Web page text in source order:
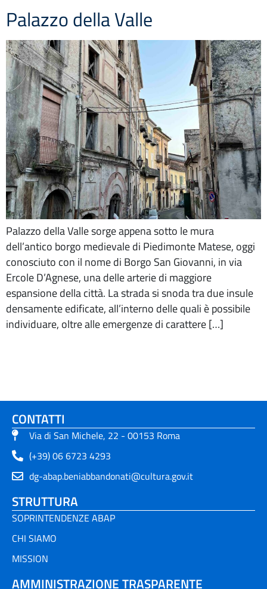
Palazzo della Valle
Palazzo della Valle sorge appena sotto le mura
dell’antico borgo medievale di Piedimonte Matese, oggi
conosciuto con il nome di Borgo San Giovanni, in via
Ercole D’Agnese, una delle arterie di maggiore
espansione della città. La strada si snoda tra due insule
densamente edificate, all’interno delle quali è possibile
individuare, oltre alle emergenze di carattere […]
CONTATTI
Via di San Michele, 22 - 00153 Roma
(+39) 06 6723 4293
dg-abap.beniabbandonati@cultura.gov.it
STRUTTURA
SOPRINTENDENZE ABAP
CHI SIAMO
MISSION
AMMINISTRAZIONE TRASPARENTE